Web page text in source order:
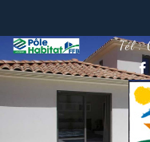
Tél :
ACCUEIL
PROVENCE MAISONS
NOS RÉALISATIONS
CONSTRUCTION MAISON
MAISON BBC RE2020